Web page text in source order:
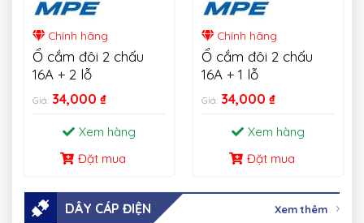
Chính hãng
Ổ cắm đôi 2 chấu
16A + 2 lỗ
Giá: 34,000 ₫
Xem hàng
Đặt mua
Chính hãng
Ổ cắm đôi 2 chấu
16A + 1 lỗ
Giá: 34,000 ₫
Xem hàng
Đặt mua
DÂY CÁP ĐIỆN Xem thêm